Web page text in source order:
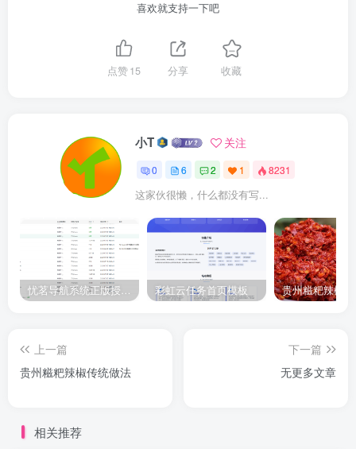
喜欢就支持一下吧
点赞15 分享 收藏
小T 关注
0 6 2 1 8231
这家伙很懒，什么都没有写...
忧茗导航系统正版授权-多多支持官方 彩虹云任务首页模板 贵州糍粑辣椒
上一篇
贵州糍粑辣椒传统做法
下一篇
无更多文章
相关推荐